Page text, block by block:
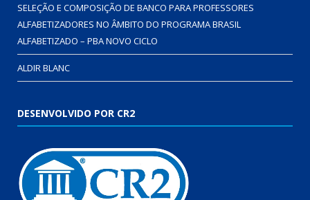
SELEÇÃO E COMPOSIÇÃO DE BANCO PARA PROFESSORES
ALFABETIZADORES NO ÂMBITO DO PROGRAMA BRASIL
ALFABETIZADO – PBA NOVO CICLO
ALDIR BLANC
DESENVOLVIDO POR CR2